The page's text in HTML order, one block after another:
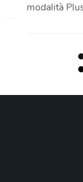
modalità Plus è